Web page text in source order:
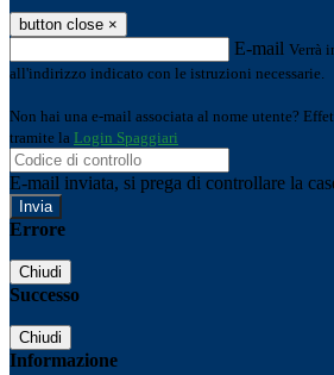
button close ×
E-mail Verrà
all'indirizzo indicato con le istruzioni necessarie.
Non hai una e-mail associata al nome utente?
tramite la Login Spaggiari
E-mail inviata, si prega di controllare la
Errore
Chiudi
Successo
Chiudi
Informazione